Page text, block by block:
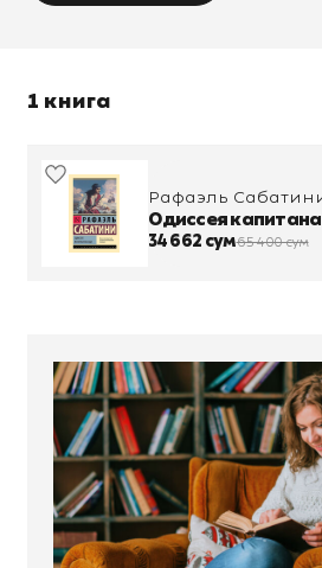
1 книга
Рафаэль
Одиссея
34 662 сум65 400 сум